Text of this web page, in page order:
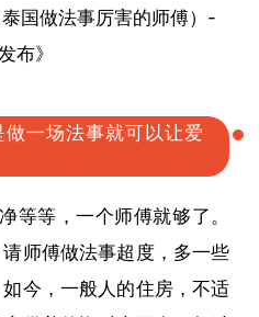
一场法事就可以让爱
等等，一个师傅就够了。
师傅做法事超度，多一些
今，一般人的住房，不适